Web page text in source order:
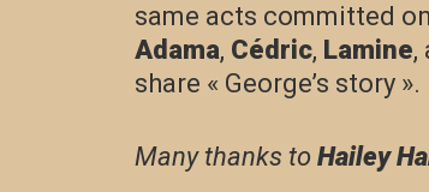
same acts committed
Adama, Cédric, Lamine,
share « George’s story ».
Many thanks to Hailey